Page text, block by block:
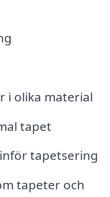
i olika material
tapet
tapetsering
tapeter och